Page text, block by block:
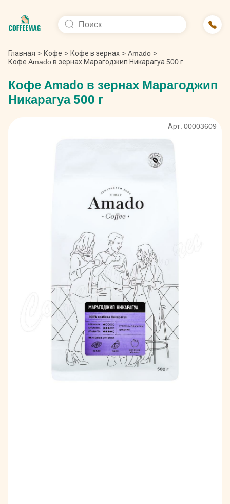
Главная > Кофе > Кофе в зернах > Amado >
Кофе Amado в зернах Марагоджип Никарагуа 500 г
Кофе Amado в зернах Марагоджип
Никарагуа 500 г
Арт. 00003609